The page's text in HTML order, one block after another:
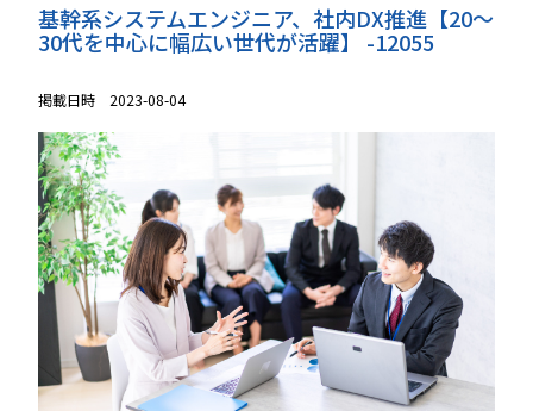
基幹系システムエンジニア、社内DX推進【20～
30代を中心に幅広い世代が活躍】 -12055
掲載日時 2023-08-04